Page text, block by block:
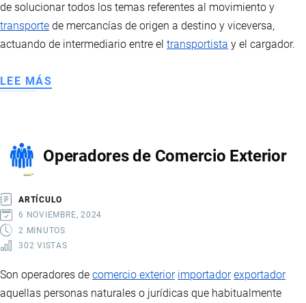
de solucionar todos los temas referentes al movimiento y
transporte de mercancías de origen a destino y viceversa,
actuando de intermediario entre el transportista y el cargador.
LEE MÁS
Operadores de Comercio Exterior
ARTÍCULO
6 NOVIEMBRE, 2024
2 MINUTOS
302 VISTAS
Son operadores de comercio exterior importador exportador
aquellas personas naturales o jurídicas que habitualmente